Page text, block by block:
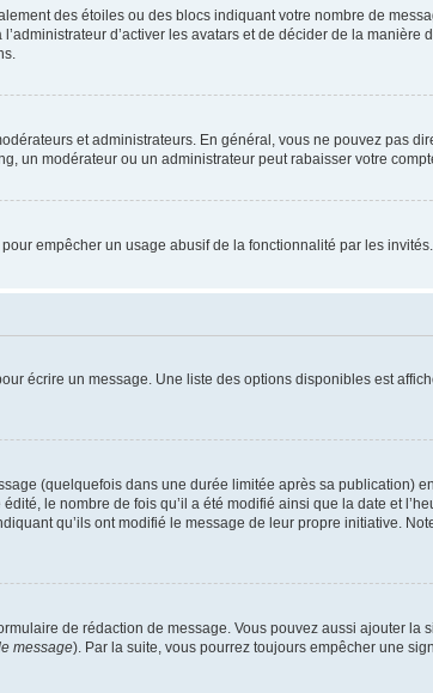
des étoiles ou des blocs indiquant votre nombre de
d’activer les avatars et de décider de la manière
et administrateurs. En général, vous ne pouvez pas
un modérateur ou un administrateur peut rabaisser votre
empêcher un usage abusif de la fonctionnalité par les invités.
écrire un message. Une liste des options disponibles est
(quelquefois dans une durée limitée après sa publication)
le nombre de fois qu’il a été modifié ainsi que la date et
qu’ils ont modifié le message de leur propre initiative.
de rédaction de message. Vous pouvez aussi ajouter la
message). Par la suite, vous pourrez toujours empêcher une